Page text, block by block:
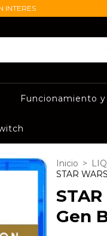
INTERES
Funcionamiento y
Inicio >
STAR
Gen